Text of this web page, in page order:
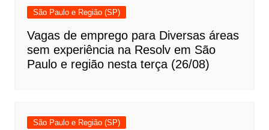
São Paulo e Região (SP)
Vagas de emprego para Diversas áreas
sem experiência na Resolv em São
Paulo e região nesta terça (26/08)
São Paulo e Região (SP)